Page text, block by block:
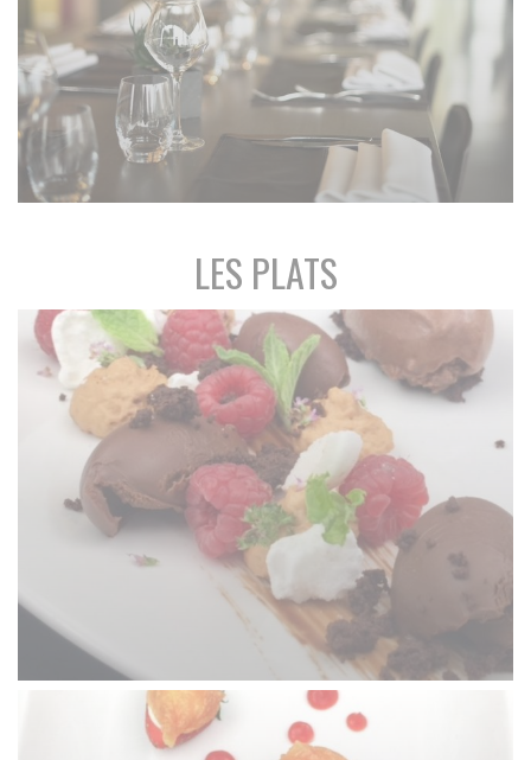
LES PLATS